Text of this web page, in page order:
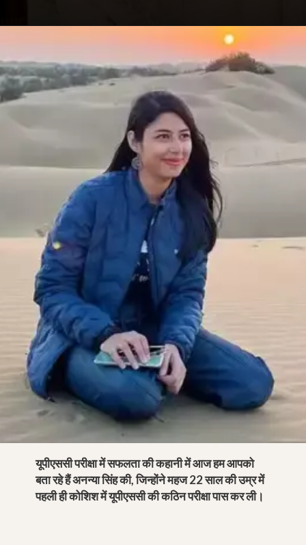
यूपीएससी परीक्षा में सफलता की कहानी में आज हम आपको
बता रहे हैं अनन्या सिंह की, जिन्होंने महज 22 साल की उम्र में
पहली ही कोशिश में यूपीएससी की कठिन परीक्षा पास कर ली।